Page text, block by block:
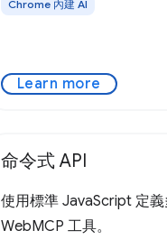
Chrome 內建 AI
Learn more
命令式 API
使用標準 JavaScript 定
WebMCP 工具。